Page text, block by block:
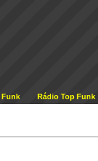
Funk Rádio Top Funk